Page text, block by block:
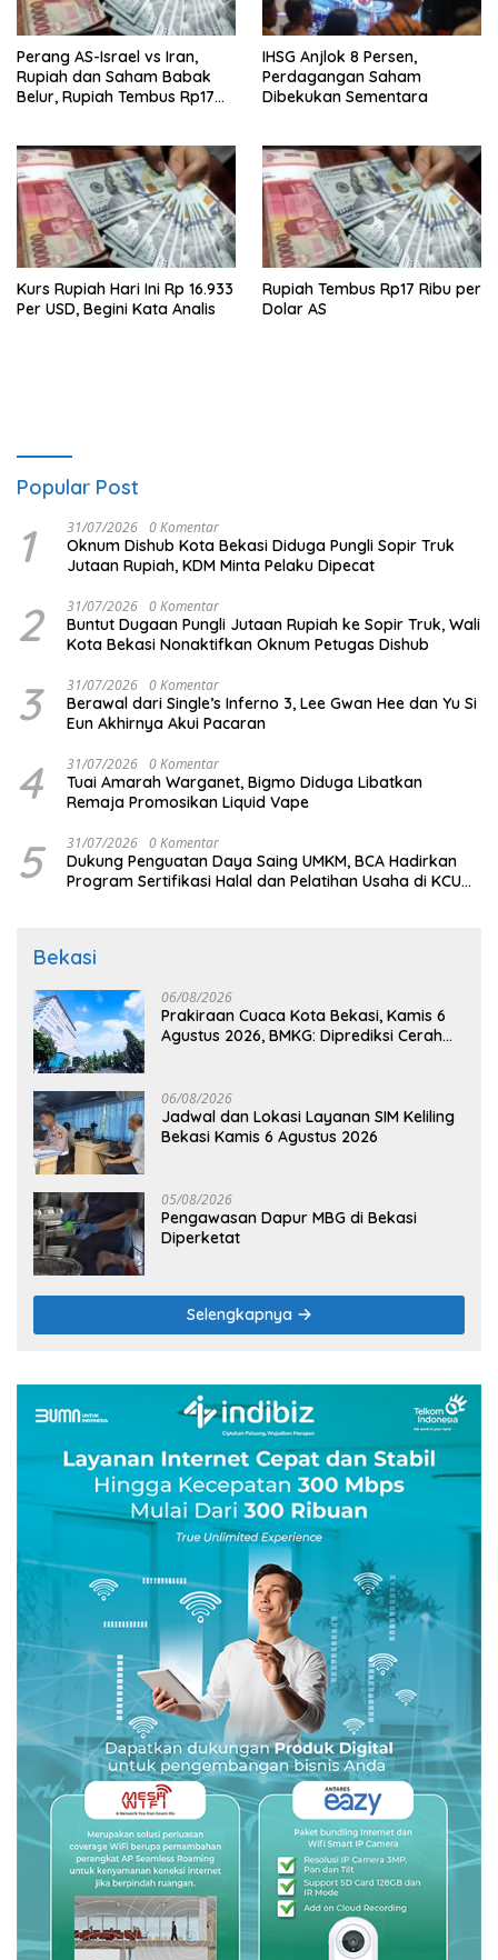
Perang AS-Israel vs Iran,
Rupiah dan Saham Babak
Belur, Rupiah Tembus Rp17
IHSG Anjlok 8 Persen,
Perdagangan Saham
Dibekukan Sementara
Kurs Rupiah Hari Ini Rp 16.933
Per USD, Begini Kata Analis
Rupiah Tembus Rp17 Ribu per
Dolar AS
Popular Post
1 31/07/2026 0 Komentar
Oknum Dishub Kota Bekasi Diduga Pungli Sopir Truk
Jutaan Rupiah, KDM Minta Pelaku Dipecat
2 31/07/2026 0 Komentar
Buntut Dugaan Pungli Jutaan Rupiah ke Sopir Truk, Wali
Kota Bekasi Nonaktifkan Oknum Petugas Dishub
3 31/07/2026 0 Komentar
Berawal dari Single’s Inferno 3, Lee Gwan Hee dan Yu Si
Eun Akhirnya Akui Pacaran
4 31/07/2026 0 Komentar
Tuai Amarah Warganet, Bigmo Diduga Libatkan
Remaja Promosikan Liquid Vape
5 31/07/2026 0 Komentar
Dukung Penguatan Daya Saing UMKM, BCA Hadirkan
Program Sertifikasi Halal dan Pelatihan Usaha di KCU
Bekasi
06/08/2026
Prakiraan Cuaca Kota Bekasi, Kamis 6
Agustus 2026, BMKG: Diprediksi Cerah
06/08/2026
Jadwal dan Lokasi Layanan SIM Keliling
Bekasi Kamis 6 Agustus 2026
05/08/2026
Pengawasan Dapur MBG di Bekasi
Diperketat
Selengkapnya